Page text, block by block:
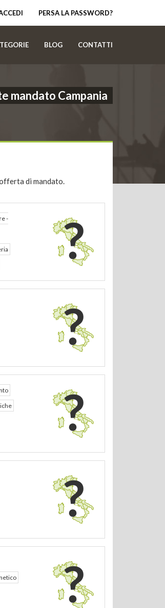
PERSA LA PASSWORD?
BLOG CONTATTI
mandato Campania
di mandato.
-